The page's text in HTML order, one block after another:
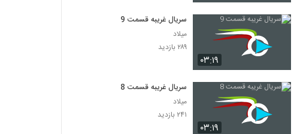
۰۳:۱۹
سریال غریبه قسمت 9
میلاد
۲۸۹ بازدید
۰۳:۱۹
سریال غریبه قسمت 8
میلاد
۲۴۱ بازدید